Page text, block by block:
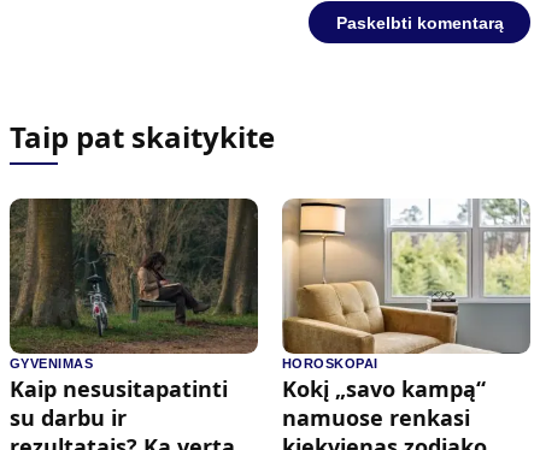
Taip pat skaitykite
GYVENIMAS
Kaip nesusitapatinti
su darbu ir
HOROSKOPAI
Kokį „savo kampą“
namuose renkasi